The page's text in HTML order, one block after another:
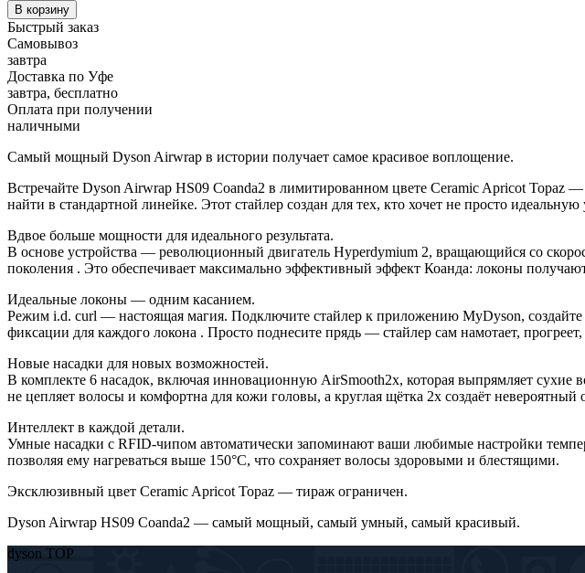
В корзину
Быстрый заказ
Самовывоз
завтра
Доставка по Уфе
завтра, бесплатно
Оплата при получении
наличными
Самый мощный Dyson Airwrap в истории получает самое красивое воплощение.
Встречайте Dyson Airwrap HS09 Coanda2 в лимитированном цвете Ceramic Apricot Topaz
найти в стандартной линейке. Этот стайлер создан для тех, кто хочет не просто
Вдвое больше мощности для идеального результата.
В основе устройства — революционный двигатель Hyperdymium 2, вращающийся со
поколения . Это обеспечивает максимально эффективный эффект Коанда: локоны
Идеальные локоны — одним касанием.
Режим i.d. curl — настоящая магия. Подключите стайлер к приложению MyDyson, создайте
фиксации для каждого локона . Просто поднесите прядь — стайлер сам намотает,
Новые насадки для новых возможностей.
В комплекте 6 насадок, включая инновационную AirSmooth2x, которая выпрямляет
не цепляет волосы и комфортна для кожи головы, а круглая щётка 2x создаёт невероятный
Интеллект в каждой детали.
Умные насадки с RFID-чипом автоматически запоминают ваши любимые настройки
позволяя ему нагреваться выше 150°C, что сохраняет волосы здоровыми и блестящими.
Эксклюзивный цвет Ceramic Apricot Topaz — тираж ограничен.
Dyson Airwrap HS09 Coanda2 — самый мощный, самый умный, самый красивый.
dyson TOP